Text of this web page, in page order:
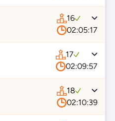
16
02:05:17
17
02:09:57
18
02:10:39